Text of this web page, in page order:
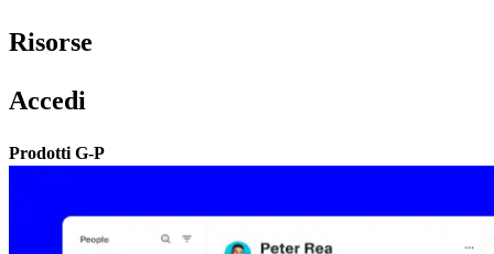
Risorse​​
Accedi​​
Prodotti G-P​​